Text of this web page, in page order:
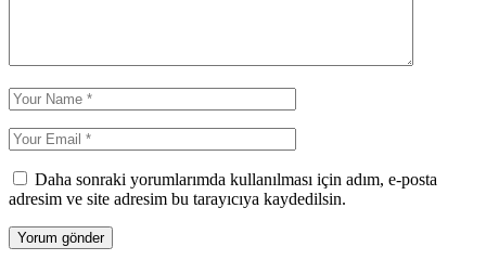
Daha sonraki yorumlarımda kullanılması için adım, e-posta
adresim ve site adresim bu tarayıcıya kaydedilsin.